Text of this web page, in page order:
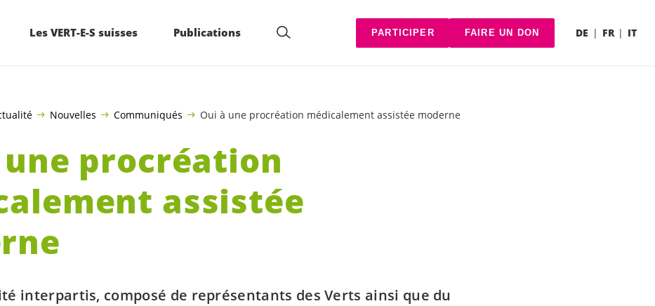
Les VERT-E-S suisses Publications PARTICIPER FAIRE UN DON DE FR IT
Nouvelles Communiqués Oui à une procréation médicalement assistée moderne
une procréation
assistée
interpartis, composé de représentants des Verts ainsi que du